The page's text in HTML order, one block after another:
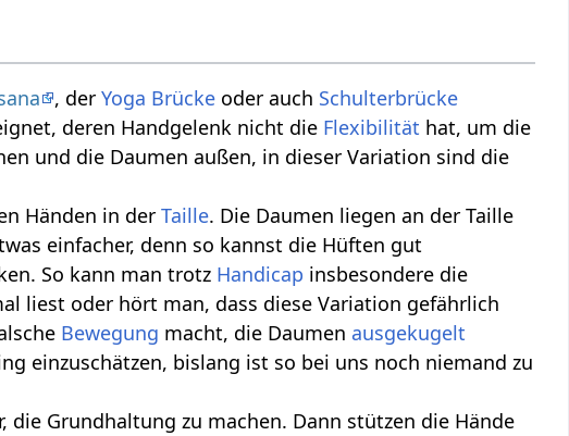
, derYoga Brücke oder auch Schulterbrücke
deren Handgelenk nicht die Flexibilität hat, um die
und die Daumen außen, in dieser Variation sind die
Händen in derTaille. Die Daumen liegen an der Taille
einfacher, denn so kannst die Hüften gut
So kann man trotz Handicap insbesondere die
liest oder hört man, dass diese Variation gefährlich
Bewegung macht, die Daumen ausgekugelt
einzuschätzen, bislang ist so bei uns noch niemand zu
die Grundhaltung zu machen. Dann stützen die Hände